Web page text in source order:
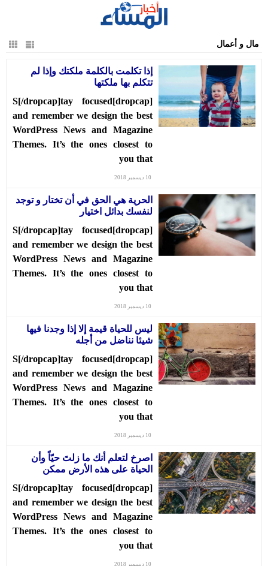
الرئيسية
مجتمع
إقتصاد
أخبار
رياضة
المرأة
المساء
مال و أعمال
إذا تكلمت بالكلمة ملكتك وإذا لم
تتكلم بها ملكتها
[dropcap]S[/dropcap]tay focused
and remember we design the best
WordPress News and Magazine
Themes. It’s the ones closest to
you that
الحرية هي الحق في أن تختار و توجد
لنفسك بدائل اختيار
[dropcap]S[/dropcap]tay focused
and remember we design the best
WordPress News and Magazine
Themes. It’s the ones closest to
you that
ليس للحياة قيمة إلا إذا وجدنا فيها
شيئا نناضل من أجله
[dropcap]S[/dropcap]tay focused
and remember we design the best
WordPress News and Magazine
Themes. It’s the ones closest to
you that
‫اصرخ لتعلم أنك ما زلتَ حيّاً وأن
الحياة على هذه الأرض ممكن
[dropcap]S[/dropcap]tay focused
and remember we design the best
WordPress News and Magazine
Themes. It’s the ones closest to
you that